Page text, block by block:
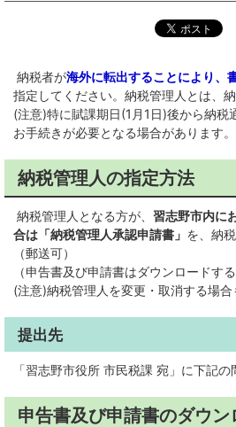
納税者が海外に転出することにより、
指定してください。納税管理人とは、
(注意)特に賦課期日(1月1日)後から納
お手続きが必要となる場合があります。
納税管理人の指定方法
納税管理人となる方が、 習志野市内に
合は「納税管理人承認申請書」 を、納
（郵送可）
（申告書及び申請書はダウンロードす
(注意)納税管理人を変更・取消する場合
提出先
「習志野市役所 市民税課 宛」に下記
申告書及び申請書のダウン